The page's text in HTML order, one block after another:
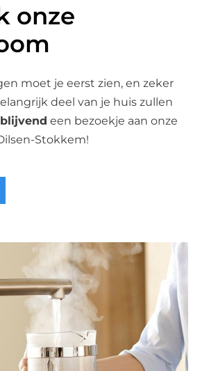
onze
moet je eerst zien, en zeker
deel van je huis zullen
een bezoekje aan onze
Stokkem!